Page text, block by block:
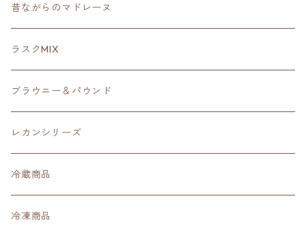
スタンダードセレクション
昔ながらのマドレーヌ
ラスクMIX
ブラウニー＆パウンド
レカンシリーズ
冷蔵商品
冷凍商品